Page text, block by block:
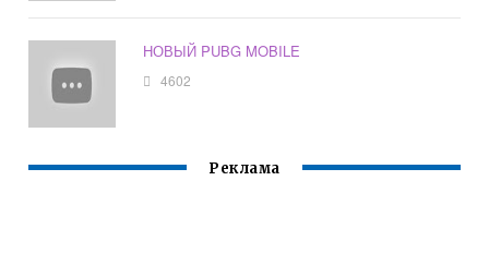
НОВЫЙ PUBG MOBILE
4602
Реклама